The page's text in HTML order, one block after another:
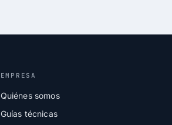
EMPRESA
Quiénes somos
Guías técnicas